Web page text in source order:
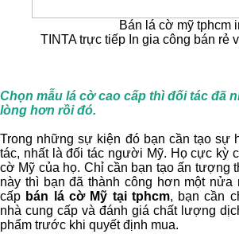
Bán lá cờ mỹ tphcm
TINTA trực tiếp In gia công bán
Chọn mẫu lá cờ cao cấp thì đối tác đã
lòng hơn rồi đó.
Trong những sự kiện đó bạn cần tạo sự
tác, nhất là đối tác người Mỹ. Họ cực kỳ
cờ Mỹ của họ. Chỉ cần bạn tạo ấn tượng
này thì bạn đã thành công hơn một nửa
cấp bán lá cờ Mỹ tại tphcm, bạn cần
nhà cung cấp và đánh giá chất lượng
phẩm trước khi quyết định mua.